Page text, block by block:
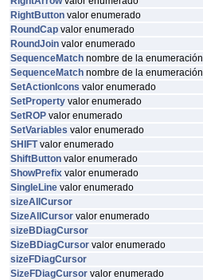
RightButton valor enumerado
RoundCap valor enumerado
RoundJoin valor enumerado
SequenceMatch nombre de la enumeración
SequenceMatch nombre de la enumeración
SetActionIcons valor enumerado
SetProperty valor enumerado
SetROP valor enumerado
SetVariables valor enumerado
SHIFTvalor enumerado
ShiftButton valor enumerado
ShowPrefix valor enumerado
SingleLine valor enumerado
sizeAllCursor
SizeAllCursor valor enumerado
sizeBDiagCursor
SizeBDiagCursor valor enumerado
sizeFDiagCursor
SizeFDiagCursor valor enumerado